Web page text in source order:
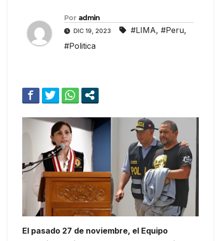
Por admin
DIC 19, 2023 #LIMA, #Peru,
#Politica
El pasado 27 de noviembre, el Equipo